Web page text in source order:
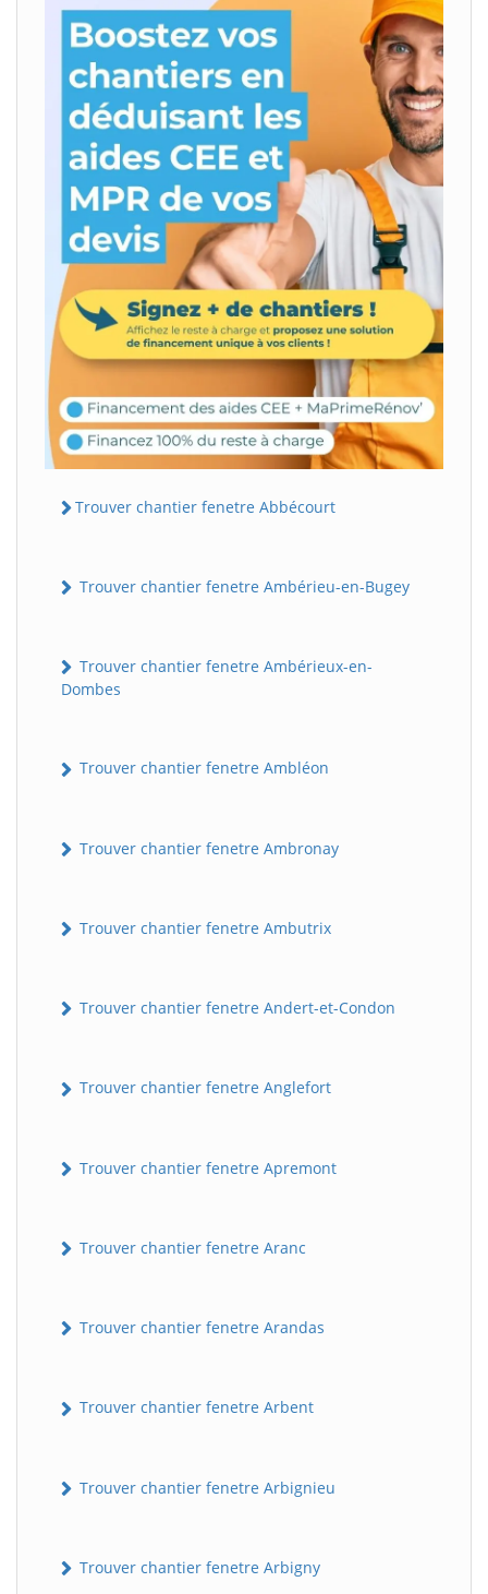
Trouver chantier fenetre Abbécourt
Trouver chantier fenetre Ambérieu-en-Bugey
Trouver chantier fenetre Ambérieux-en-
Dombes
Trouver chantier fenetre Ambléon
Trouver chantier fenetre Ambronay
Trouver chantier fenetre Ambutrix
Trouver chantier fenetre Andert-et-Condon
Trouver chantier fenetre Anglefort
Trouver chantier fenetre Apremont
Trouver chantier fenetre Aranc
Trouver chantier fenetre Arandas
Trouver chantier fenetre Arbent
Trouver chantier fenetre Arbignieu
Trouver chantier fenetre Arbigny